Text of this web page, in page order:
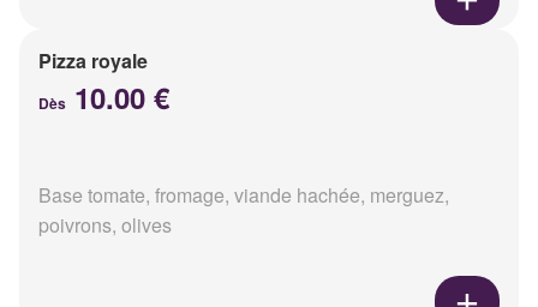
Pizza royale
Dès 10.00 €
Base tomate, fromage, viande hachée, merguez,
poivrons, olives